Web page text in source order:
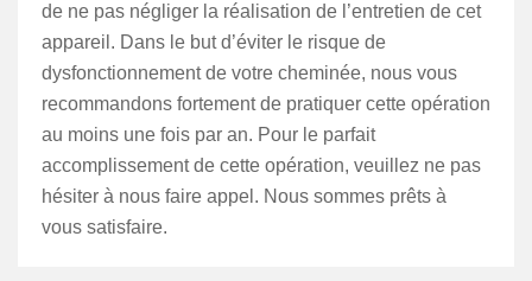
de ne pas négliger la réalisation de l’entretien de cet
appareil. Dans le but d’éviter le risque de
dysfonctionnement de votre cheminée, nous vous
recommandons fortement de pratiquer cette opération
au moins une fois par an. Pour le parfait
accomplissement de cette opération, veuillez ne pas
hésiter à nous faire appel. Nous sommes prêts à
vous satisfaire.